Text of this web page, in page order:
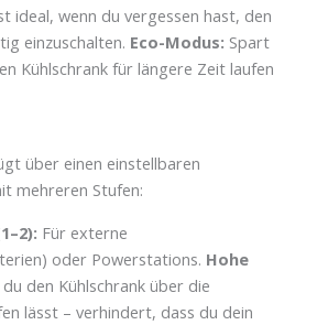
ideal, wenn du vergessen hast, den
einzuschalten. Eco-Modus: Spart
Kühlschrank für längere Zeit laufen
über einen einstellbaren
mehreren Stufen:
Für externe
oder Powerstations. Hohe
du den Kühlschrank über die
lässt – verhindert, dass du dein